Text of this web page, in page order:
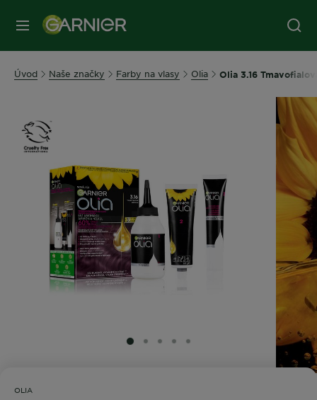
Úvod Naše značky Farby na vlasy Olia Olia 3.16
SLIDE 1
SLIDE 2
SLIDE 3
SLIDE 4
SLIDE 5
OLIA